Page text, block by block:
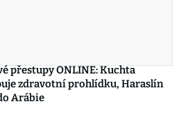
přestupy ONLINE: Kuchta
zdravotní prohlídku, Haraslín
Arábie